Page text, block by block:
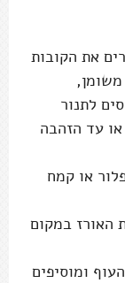
את הקובות
משומן,
לתנור
10-15 דקות או עד הזהבה
או קמח
האורז במקום
ומוסיפים